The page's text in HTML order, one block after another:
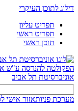
דילוג לתוכן העיקרי
תפריט עליון
תפריט ראשי
תוכן ראשי
הפקולטה להנדסה ע"ש
אוניברסיטת תל אביב
מערכת פניותאזור אישי